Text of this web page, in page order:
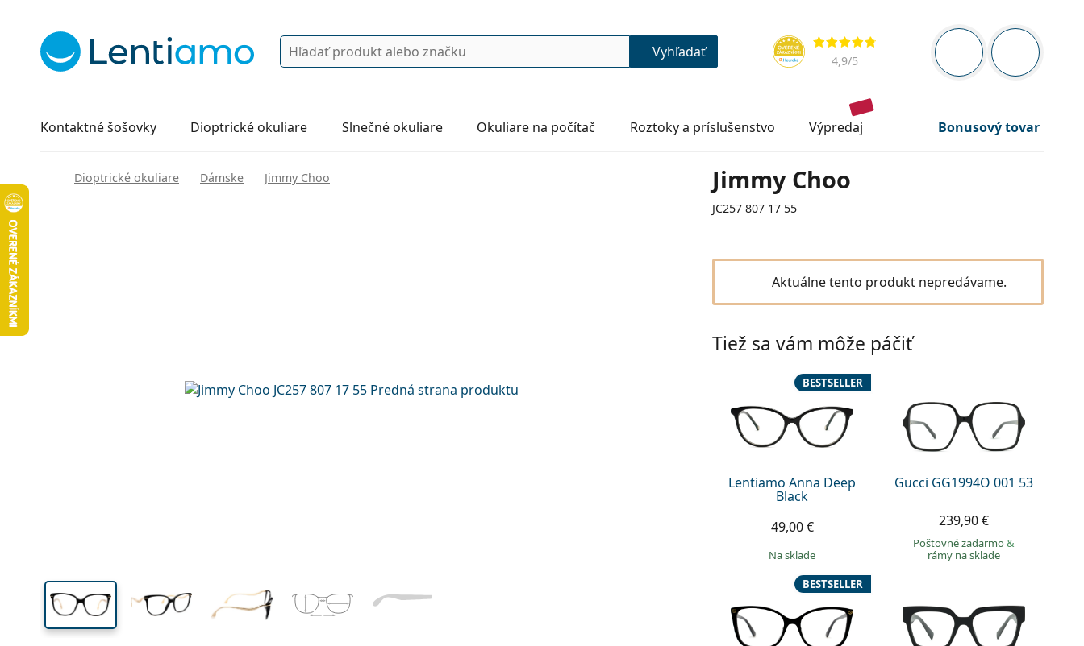
Navigačný panel
ste prihláseníNákupný
Hodnotenia
4,9/5
Vyhľadávanie Vyhľadať
Kontaktné šošovky
Roztoky Dioptrické okuliare Slnečné okuliare Okuliare na počítač Roztoky a príslušenstvo výpredaj Bonusový tovar
Všetko o nákupe
Jimmy Choo
JC257 807 17 55
Dioptrické okuliare Dámske Jimmy Choo
Aktuálne tento produkt nepredávame.
Tiež sa vám môže páčiť
Lentiamo Anna Deep
Black
BESTSELLER
49,00 €
na sklade
Gucci GG1994O 001 53
239,90 €
Poštovné zadarmo&
rámy na sklade
BESTSELLER